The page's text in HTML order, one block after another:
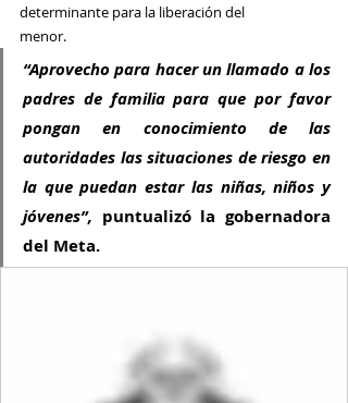
determinante para la liberación del
menor.
“Aprovecho para hacer un llamado a los
padres de familia para que por favor
pongan en conocimiento de las
autoridades las situaciones de riesgo en
la que puedan estar las niñas, niños y
jóvenes”, puntualizó la gobernadora
del Meta.